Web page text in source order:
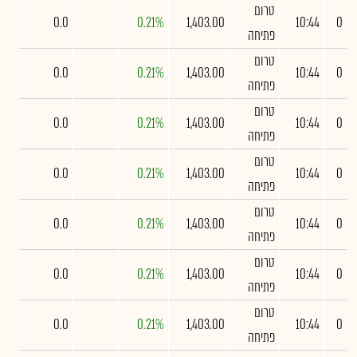
0
10:44
טרום
פתיחה
1,403.00
0.21%
0.0
0
10:44
טרום
פתיחה
1,403.00
0.21%
0.0
0
10:44
טרום
פתיחה
1,403.00
0.21%
0.0
0
10:44
טרום
פתיחה
1,403.00
0.21%
0.0
0
10:44
טרום
פתיחה
1,403.00
0.21%
0.0
0
10:44
טרום
פתיחה
1,403.00
0.21%
0.0
0
10:44
טרום
פתיחה
1,403.00
0.21%
0.0